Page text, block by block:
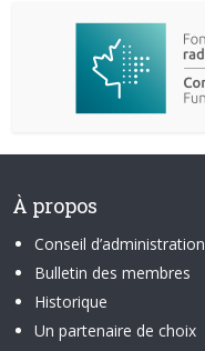
À propos
Conseil d’administration
Bulletin des membres
Historique
Un partenaire de choix